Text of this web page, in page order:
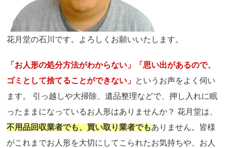
花月堂の石川です。よろしくお願いいたします。
「お人形の処分方法がわからない」「思い出があるので、
ゴミとして捨てることができない」 というお声をよく伺い
ます。 引っ越しや大掃除、遺品整理などで、押し入れに眠
ったままになっているお人形はありませんか？ 花月堂は、
不用品回収業者でも、買い取り業者でもありません。皆様
がこれまでお人形を大切にしてこられたお気持ちや、お人